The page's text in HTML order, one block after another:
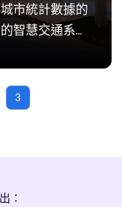
市統計數據的
智慧交通系
；消防處的調
3
：